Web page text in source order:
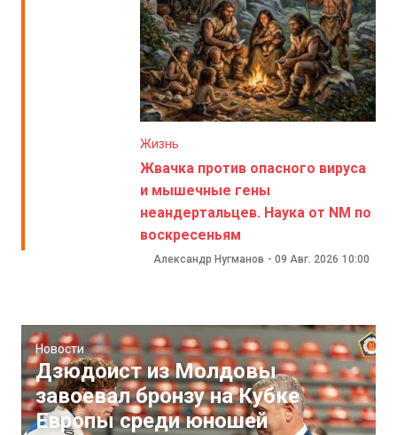
Жизнь
Жвачка против опасного вируса
и мышечные гены
неандертальцев. Наука от NM по
воскресеньям
Александр Нугманов - 09 Авг. 2026 10:00
Новости
Дзюдоист из Молдовы
завоевал бронзу на Кубке
Европы среди юношей